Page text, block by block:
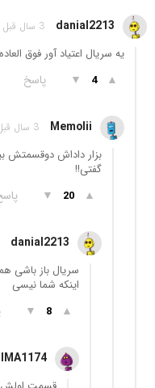
danial2213 3 سال قبل
یه سریال اعتیاد آور فوق
▲
4
▼ پاسخ
Memolii 3 سال قبل
بزار داداش دوقسمتش
گفتی!!
▲
20
▼
danial2213
سریال باز
اینکه شما نیسی
▲
8
▼